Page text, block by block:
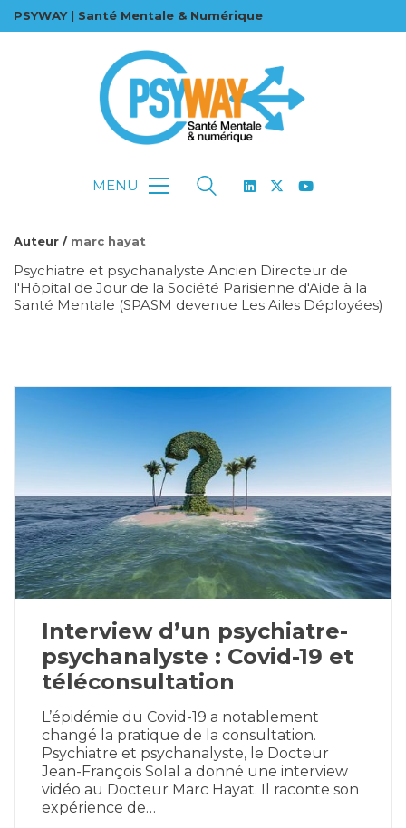
PSYWAY | Santé Mentale & Numérique
MENU
Auteur / marc hayat
Psychiatre et psychanalyste Ancien Directeur de
l'Hôpital de Jour de la Société Parisienne d'Aide à la
Santé Mentale (SPASM devenue Les Ailes Déployées)
Interview d’un psychiatre-
psychanalyste : Covid-19 et
téléconsultation
L’épidémie du Covid-19 a notablement
changé la pratique de la consultation.
Psychiatre et psychanalyste, le Docteur
Jean-François Solal a donné une interview
vidéo au Docteur Marc Hayat. Il raconte son
expérience de…